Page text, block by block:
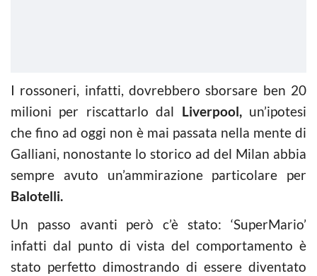
I rossoneri, infatti, dovrebbero sborsare ben 20
milioni per riscattarlo dal Liverpool,un’ipotesi
che fino ad oggi non è mai passata nella mente di
Galliani, nonostante lo storico ad del Milan abbia
sempre avuto un’ammirazione particolare per
Balotelli.
Un passo avanti però c’è stato: ‘SuperMario’
infatti dal punto di vista del comportamento è
stato perfetto dimostrando di essere diventato